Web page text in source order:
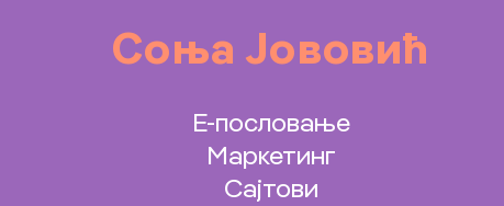
Соња Јововић
Е-пословање
Маркетинг
Сајтови